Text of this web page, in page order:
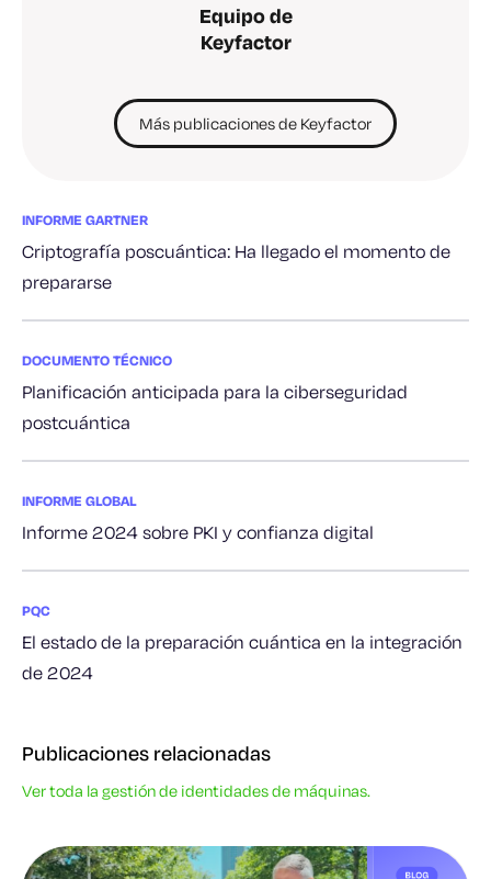
Equipo de
Keyfactor
Más publicaciones de Keyfactor
INFORME GARTNER
Criptografía poscuántica: Ha llegado el momento de
prepararse
DOCUMENTO TÉCNICO
Planificación anticipada para la ciberseguridad
postcuántica
INFORME GLOBAL
Informe 2024 sobre PKI y confianza digital
PQC
El estado de la preparación cuántica en la integración
de 2024
Publicaciones relacionadas
Ver toda la gestión de identidades de máquinas.